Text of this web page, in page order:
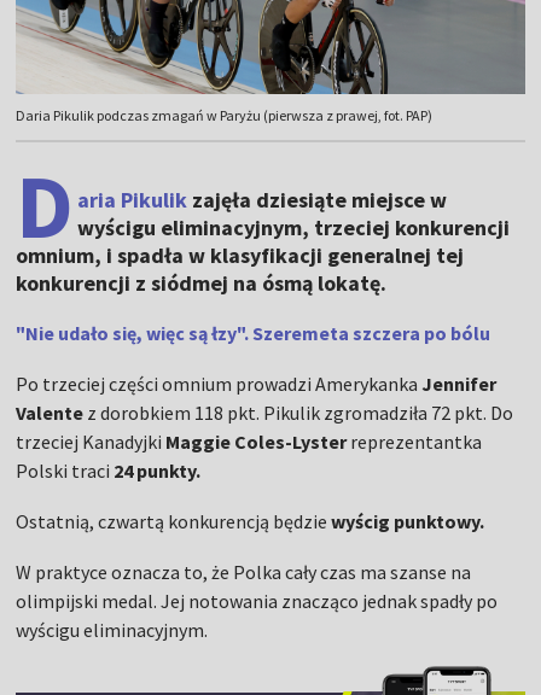
Daria Pikulik podczas zmagań w Paryżu (pierwsza z prawej, fot. PAP)
D aria Pikulik zajęła dziesiąte miejsce w
wyścigu eliminacyjnym, trzeciej konkurencji
omnium, i spadła w klasyfikacji generalnej tej
konkurencji z siódmej na ósmą lokatę.
"Nie udało się, więc są łzy". Szeremeta szczera po bólu
Po trzeciej części omnium prowadzi Amerykanka Jennifer
Valente z dorobkiem 118 pkt. Pikulik zgromadziła 72 pkt. Do
trzeciej Kanadyjki Maggie Coles-Lysterreprezentantka
Polski traci 24 punkty.
Ostatnią, czwartą konkurencją będziewyścig punktowy.
W praktyce oznacza to, że Polka cały czas ma szanse na
olimpijski medal. Jej notowania znacząco jednak spadły po
wyścigu eliminacyjnym.